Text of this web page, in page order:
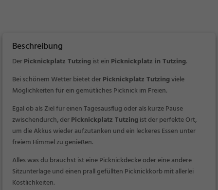
Beschreibung
DerPicknickplatz Tutzingist ein Picknickplatz in Tutzing.
Bei schönem Wetter bietet derPicknickplatz Tutzingviele
Möglichkeiten für ein gemütliches Picknick im Freien.
Egal ob als Ziel für einen Tagesausflug oder als kurze Pause
zwischendurch, derPicknickplatz Tutzingist der perfekte Ort,
um die Akkus wieder aufzutanken und ein leckeres Essen unter
freiem Himmel zu genießen.
Alles was du brauchst ist eine Picknickdecke oder eine andere
Sitzunterlage und einen prall gefüllten Picknickkorb mit allerlei
Köstlichkeiten.